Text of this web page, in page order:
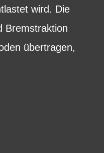
wird. Die
Bremstraktion
übertragen,